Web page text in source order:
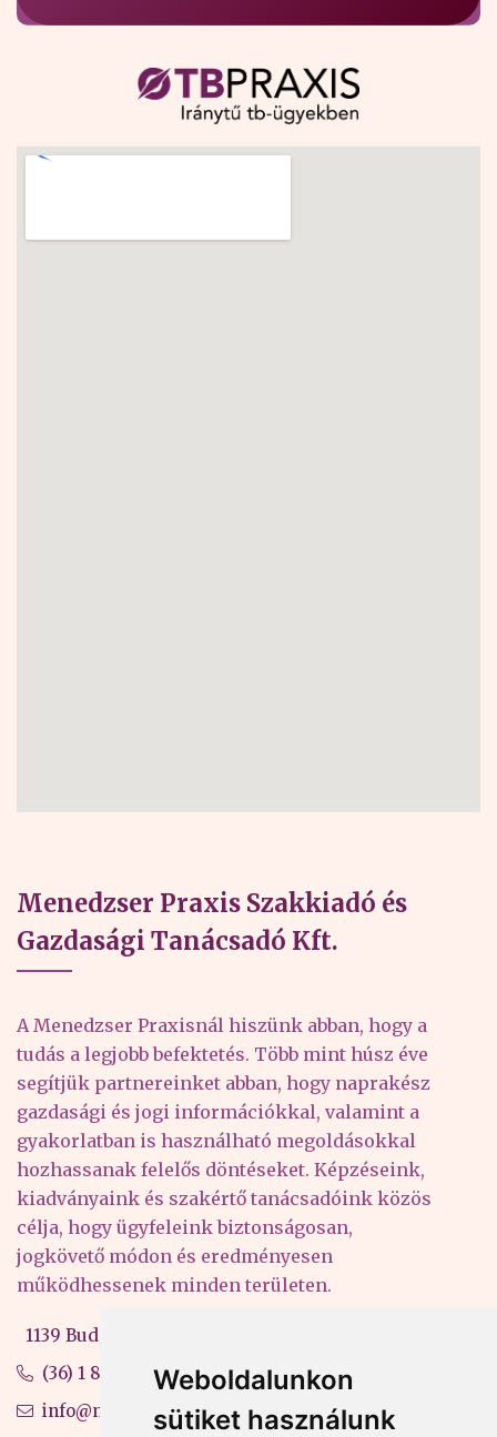
Weboldalunkon
sütiket használunk
Menedzser Praxis Szakkiadó és
Gazdasági Tanácsadó Kft.
A Menedzser Praxisnál hiszünk abban, hogy a
tudás a legjobb befektetés. Több mint húsz éve
segítjük partnereinket abban, hogy naprakész
gazdasági és jogi információkkal, valamint a
gyakorlatban is használható megoldásokkal
hozhassanak felelős döntéseket. Képzéseink,
kiadványaink és szakértő tanácsadóink közös
célja, hogy ügyfeleink biztonságosan,
jogkövető módon és eredményesen
működhessenek minden területen.
1139 Budapest, Váci út 99-105. 4. em.
(36) 1 880 76 00
info@mprx.hu